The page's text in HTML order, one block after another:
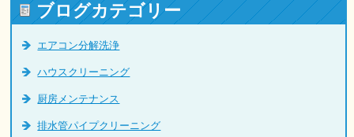
ブログカテゴリー
エアコン分解洗浄
ハウスクリーニング
厨房メンテナンス
排水管パイプクリーニング